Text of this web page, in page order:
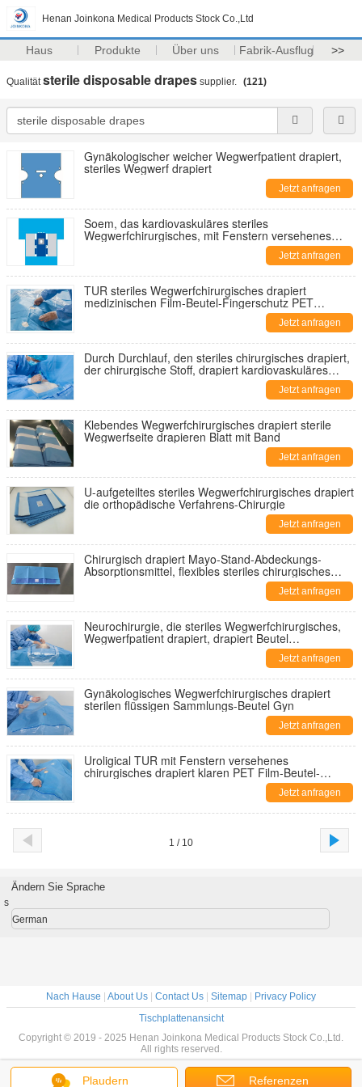
Henan Joinkona Medical Products Stock Co.,Ltd
Haus Produkte Über uns Fabrik-Ausflug >>
Qualitätsterile disposable drapes supplier. (121)
Gynäkologischer weicher Wegwerfpatient drapiert,
steriles Wegwerf drapiert
Jetzt anfragen
Soem, das kardiovaskuläres steriles
Wegwerfchirurgisches, mit Fenstern versehenes
steriles drapiert, drapiert die flexiblen medizinischen
Jetzt anfragen
TUR steriles Wegwerfchirurgisches drapiert
medizinischen Film-Beutel-Fingerschutz PET
Jetzt anfragen
Durch Durchlauf, den steriles chirurgisches drapiert,
der chirurgische Stoff, drapiert kardiovaskuläres
Jetzt anfragen
Klebendes Wegwerfchirurgisches drapiert sterile
Wegwerfseite drapieren Blatt mit Band
Jetzt anfragen
U-aufgeteiltes steriles Wegwerfchirurgisches drapiert
die orthopädische Verfahrens-Chirurgie
Jetzt anfragen
Chirurgisch drapiert Mayo-Stand-Abdeckungs-
Absorptionsmittel, flexibles steriles chirurgisches
Jetzt anfragen
Neurochirurgie, die steriles Wegwerfchirurgisches,
Wegwerfpatient drapiert, drapiert Beutel
Jetzt anfragen
Gynäkologisches Wegwerfchirurgisches drapiert
sterilen flüssigen Sammlungs-Beutel Gyn
Jetzt anfragen
Uroligical TUR mit Fenstern versehenes
chirurgisches drapiert klaren PET Film-Beutel-
Jetzt anfragen
1 / 10
Plaudern Referenzen
Ändern Sie Sprache
s
German
Nach Hause About Us Contact Us Sitemap
Privacy Policy
Tischplattenansicht
Copyright © 2019 - 2025 Henan Joinkona Medical Products Stock Co.,Ltd.
All rights reserved.